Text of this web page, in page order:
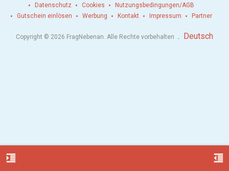
format_indent_increase format_indent_decrease
Datenschutz
Cookies
Nutzungsbedingungen/AGB
Gutschein einlösen
Werbung Kontakt Impressum Partner
Copyright © 2026 FragNebenan. Alle Rechte vorbehalten . Deutsch